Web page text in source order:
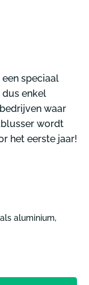
speciaal
enkel
waar
wordt
het eerste jaar!
aluminium,